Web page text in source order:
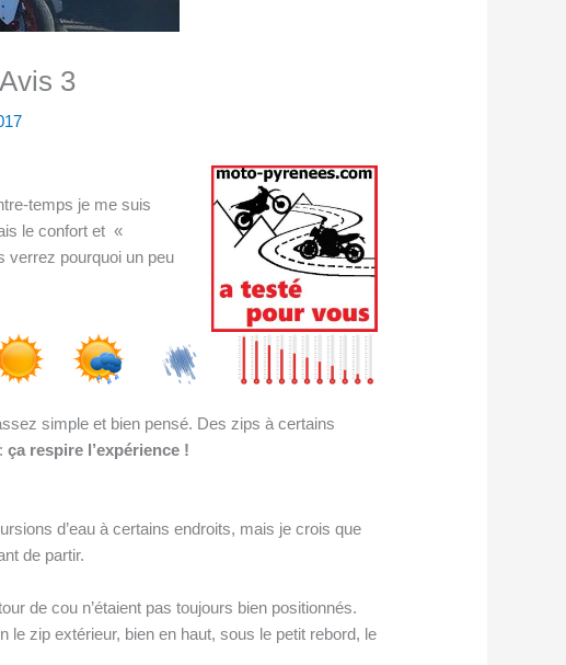
3
temps je me suis
le confort et «
verrez pourquoi un peu
simple et bien pensé. Des zips à certains
:ça respire l’expérience !
d’eau à certains endroits, mais je crois que
de partir.
de cou n’étaient pas toujours bien positionnés.
le zip extérieur, bien en haut, sous le petit rebord, le